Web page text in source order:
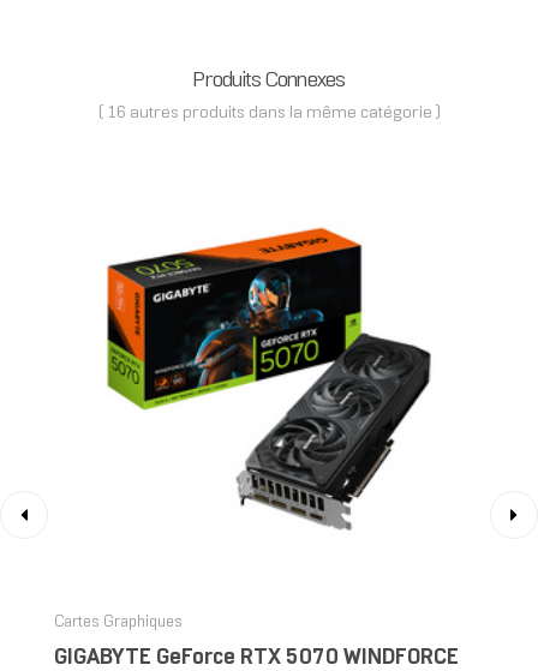
Produits Connexes
( 16 autres produits dans la même catégorie )
Cartes Graphiques
GIGABYTE GeForce RTX 5070 WINDFORCE